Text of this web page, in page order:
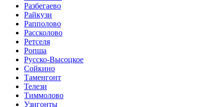
Разбегаево
Райкузи
Рапполово
Рассколово
Ретселя
Ропша
Русско-Высоцкое
Сойкино
Таменгонт
Телези
Тиммолово
Узигонты